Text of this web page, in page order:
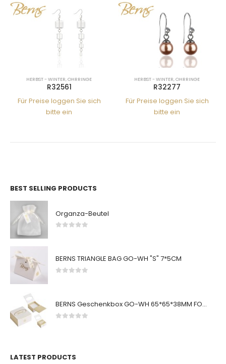
HERBST - WINTER,OHRRINGE
R32561
Für Preise loggen Sie sich
bitte ein
HERBST - WINTER,OHRRINGE
R32277
Für Preise loggen Sie sich
bitte ein
BEST SELLING PRODUCTS
Organza-Beutel
BERNS TRIANGLE BAG GO-WH "S" 7*5CM
BERNS Geschenkbox GO-WH 65*65*38MM FOR SMALL SETS
LATEST PRODUCTS